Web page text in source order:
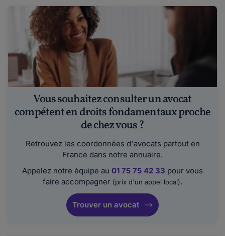
Vous souhaitez consulter un avocat
compétent en droits fondamentaux proche
de chez vous ?
Retrouvez les coordonnées d'avocats partout en
France dans notre annuaire.
Appelez notre équipe au 01 75 75 42 33 pour vous
faire accompagner (prix d'un appel local).
Trouver un avocat